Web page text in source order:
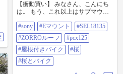
【衝動買い】 みなさん、こんにち
は。 もう、これ以上はサブマウン
やさないって決めたはず。 しか
も、つい先日にもZ(Nikon)マウント
レンズを購入したばかりなのに。
それなのに・・・ それなの
に・・・ なぜかわたしの手元に新
しいレンズが。 基本的にレンズは
計画的に購入していくタイプなの
#sony #Eマウント
#SEL18135
#ZORROルーフ
#pcx125
#屋根付きバイク
#桜
#桜とバイク